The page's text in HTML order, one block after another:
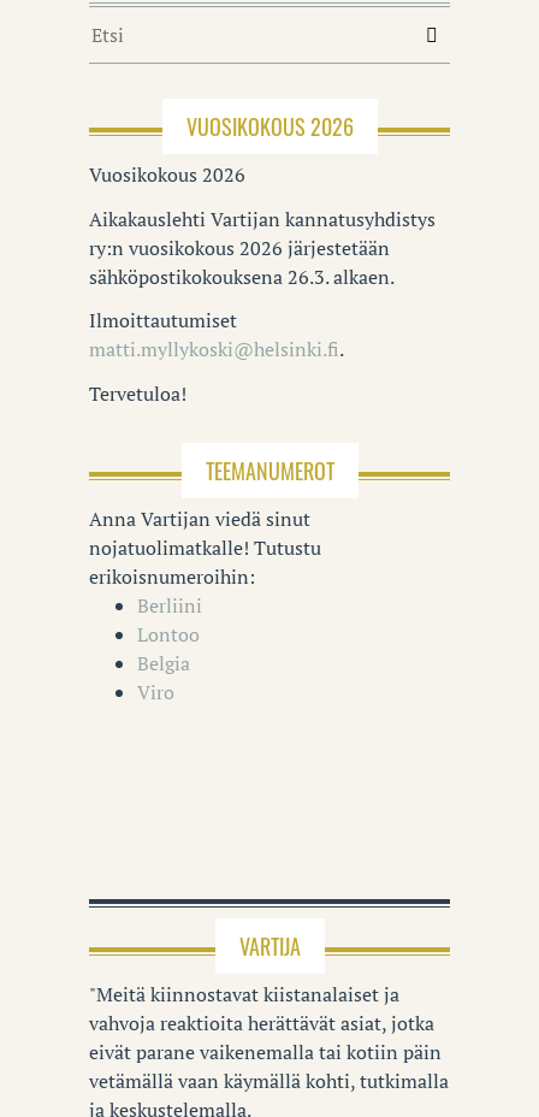
VUOSIKOKOUS 2026
Vuosikokous 2026
Aikakauslehti Vartijan kannatusyhdistys
ry:n vuosikokous 2026 järjestetään
sähköpostikokouksena 26.3. alkaen.
Ilmoittautumiset
matti.myllykoski@helsinki.fi.
Tervetuloa!
TEEMANUMEROT
Anna Vartijan viedä sinut
nojatuolimatkalle! Tutustu
erikoisnumeroihin:
Berliini
Lontoo
Belgia
Viro
VARTIJA
"Meitä kiinnostavat kiistanalaiset ja
vahvoja reaktioita herättävät asiat, jotka
eivät parane vaikenemalla tai kotiin päin
vetämällä vaan käymällä kohti, tutkimalla
ja keskustelemalla.